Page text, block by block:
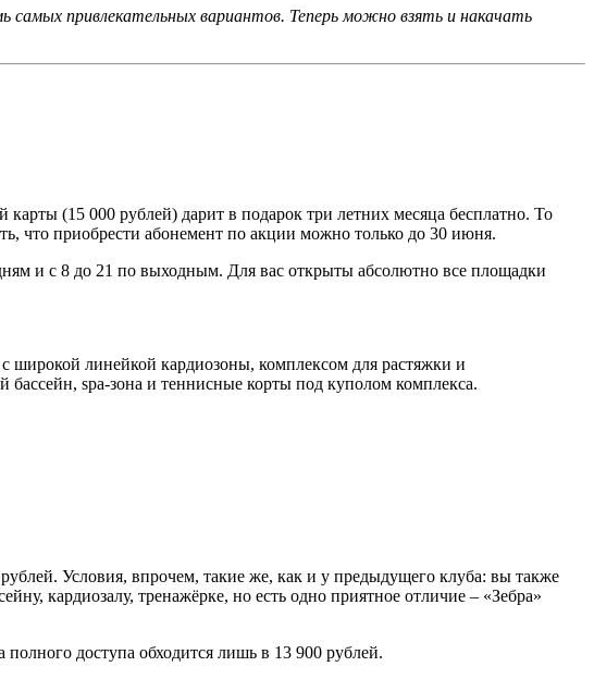
самых привлекательных вариантов. Теперь можно взять и накачать
(15 000 рублей) дарит в подарок три летних месяца бесплатно. То
что приобрести абонемент по акции можно только до 30 июня.
и с 8 до 21 по выходным. Для вас открыты абсолютно все площадки
широкой линейкой кардиозоны, комплексом для растяжки и
spa-зона и теннисные корты под куполом комплекса.
Условия, впрочем, такие же, как и у предыдущего клуба: вы также
кардиозалу, тренажёрке, но есть одно приятное отличие – «Зебра»
доступа обходится лишь в 13 900 рублей.